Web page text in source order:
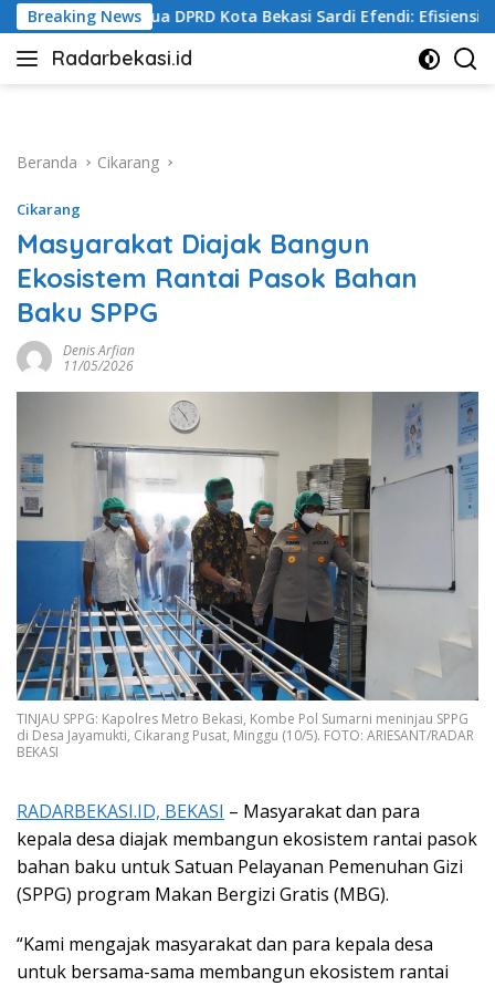
Langsung
ke
konten
Breaking News
Sardi Efendi: Efisiensi Anggaran Jangan Ganggu
Radarbekasi.id
Berita
Beranda
Cikarang
Cikarang
Masyarakat Diajak Bangun
Ekosistem Rantai Pasok Bahan
Baku SPPG
Denis Arfian
11/05/2026
TINJAU SPPG: Kapolres Metro Bekasi, Kombe Pol Sumarni meninjau SPPG
di Desa Jayamukti, Cikarang Pusat, Minggu (10/5). FOTO: ARIESANT/RADAR
BEKASI
RADARBEKASI.ID, BEKASI – Masyarakat dan para
kepala desa diajak membangun ekosistem rantai pasok
bahan baku untuk Satuan Pelayanan Pemenuhan Gizi
(SPPG) program Makan Bergizi Gratis (MBG).
“Kami mengajak masyarakat dan para kepala desa
untuk bersama-sama membangun ekosistem rantai